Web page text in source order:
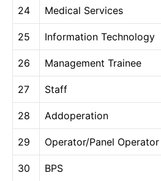
24 Medical Services
25 Information Technology
26 Management Trainee
27 Staff
28 Addoperation
29 Operator/Panel Operator
30 BPS